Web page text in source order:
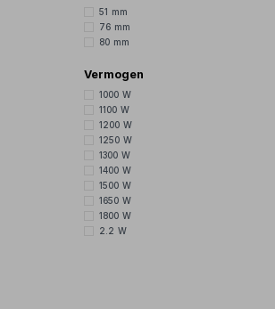
51 mm
76 mm
80 mm
Vermogen
1000 W
1100 W
1200 W
1250 W
1300 W
1400 W
1500 W
1650 W
1800 W
2.2 W